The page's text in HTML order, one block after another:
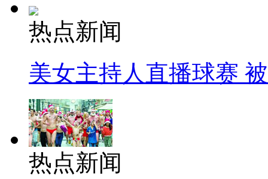
热点新闻
美女主持人直播球赛
热点新闻